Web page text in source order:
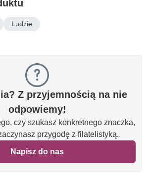
Ludzie
Z przyjemnością na nie
odpowiemy!
czy szukasz konkretnego znaczka,
przygodę z filatelistyką.
Napisz do nas